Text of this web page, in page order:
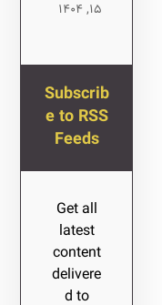
۱۵, ۱۴۰۴
Subscrib
e to RSS
Feeds
Get all
latest
content
delivere
d to